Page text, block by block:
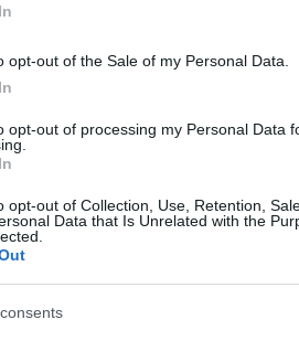
opt-out of the Sale of my Personal Data.
opt-out of processing my Personal Data
opt-out of Collection, Use, Retention,
Data that Is Unrelated with the
de condução e segurança
até 330 km, bomba de
O novo Peugeot E-
os profissionais exigentes.